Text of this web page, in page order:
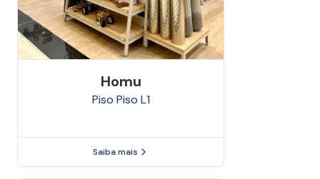
Homu
Piso Piso L1
Saiba mais